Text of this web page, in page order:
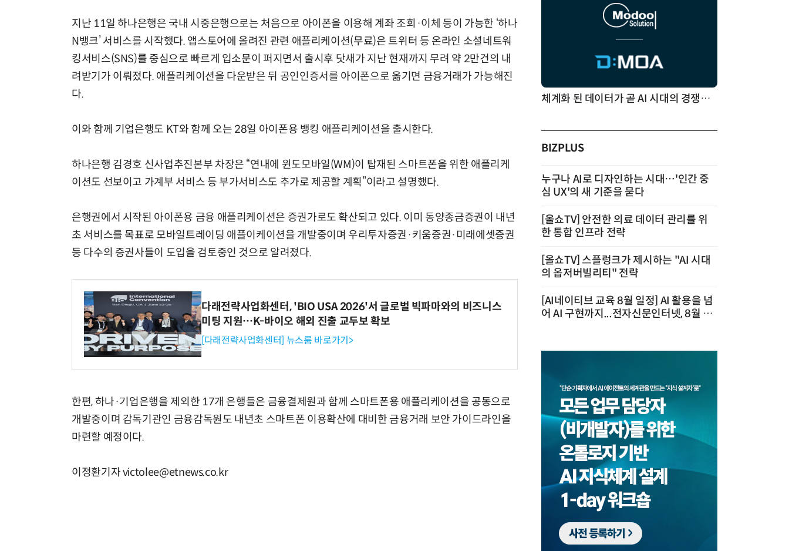
지난 11일 하나은행은 국내 시중은행으로는 처음으로 아이폰을 이용해 계좌 조회·이체 등이 가능한 ‘하나
N뱅크’ 서비스를 시작했다. 앱스토어에 올려진 관련 애플리케이션(무료)은 트위터 등 온라인 소셜네트워
킹서비스(SNS)를 중심으로 빠르게 입소문이 퍼지면서 출시후 닷새가 지난 현재까지 무려 약 2만건의 내
려받기가 이뤄졌다. 애플리케이션을 다운받은 뒤 공인인증서를 아이폰으로 옮기면 금융거래가 가능해진
다.
이와 함께 기업은행도 KT와 함께 오는 28일 아이폰용 뱅킹 애플리케이션을 출시한다.
하나은행 김경호 신사업추진본부 차장은 “연내에 윈도모바일(WM)이 탑재된 스마트폰을 위한 애플리케
이션도 선보이고 가계부 서비스 등 부가서비스도 추가로 제공할 계획”이라고 설명했다.
은행권에서 시작된 아이폰용 금융 애플리케이션은 증권가로도 확산되고 있다. 이미 동양종금증권이 내년
초 서비스를 목표로 모바일트레이딩 애플이케이션을 개발중이며 우리투자증권·키움증권·미래에셋증권
등 다수의 증권사들이 도입을 검토중인 것으로 알려졌다.
다래전략사업화센터, 'BIO USA 2026'서 글로벌 빅파마와의 비즈니스
미팅 지원…K-바이오 해외 진출 교두보 확보
[다래전략사업화센터] 뉴스룸 바로가기>
한편, 하나·기업은행을 제외한 17개 은행들은 금융결제원과 함께 스마트폰용 애플리케이션을 공동으로
개발중이며 감독기관인 금융감독원도 내년초 스마트폰 이용확산에 대비한 금융거래 보안 가이드라인을
마련할 예정이다.
이정환기자 victolee@etnews.co.kr
체계화 된 데이터가 곧 AI 시대의 경쟁력이다
BIZPLUS
누구나 AI로 디자인하는 시대…'인간 중
심 UX'의 새 기준을 묻다
[올쇼TV] 안전한 의료 데이터 관리를 위
한 통합 인프라 전략
[올쇼TV] 스플렁크가 제시하는 "AI 시대
의 옵저버빌리티" 전략
[AI네이티브 교육 8월 일정] AI 활용을 넘
어 AI 구현까지...전자신문인터넷, 8월 실